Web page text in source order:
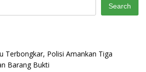
Search
Terbongkar, Polisi Amankan Tiga
Barang Bukti